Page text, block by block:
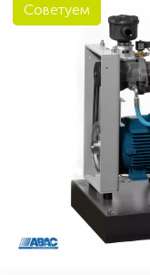
Советуем